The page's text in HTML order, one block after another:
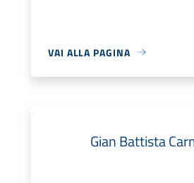
VAI ALLA PAGINA
Gian Battista